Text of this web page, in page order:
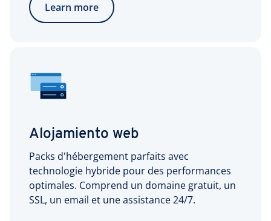
Learn more
Alojamiento web
Packs d'hébergement parfaits avec
technologie hybride pour des performances
optimales. Comprend un domaine gratuit, un
SSL, un email et une assistance 24/7.